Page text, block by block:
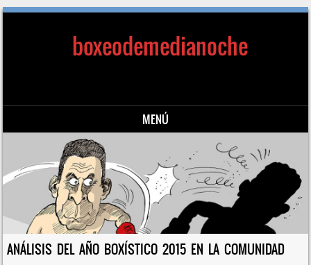
boxeodemedianoche
MENÚ
Saltar al contenido
ANÁLISIS DEL AÑO BOXÍSTICO 2015 EN LA COMUNIDAD